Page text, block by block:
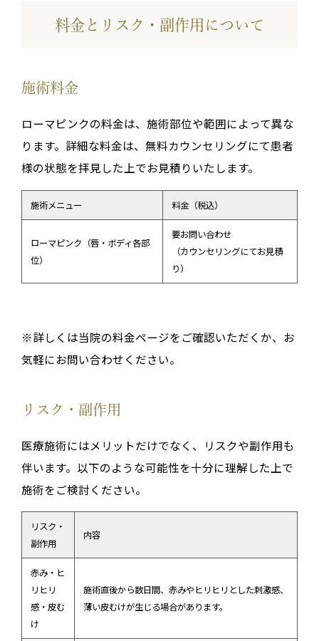
料金とリスク・副作用について
施術料金
ローマピンクの料金は、施術部位や範囲によって異な
ります。詳細な料金は、無料カウンセリングにて患者
様の状態を拝見した上でお見積りいたします。
施術メニュー 料金（税込）
ローマピンク（唇・ボディ各部
位）
要お問い合わせ
（カウンセリングにてお見積
り）
※詳しくは当院の料金ページをご確認いただくか、お
気軽にお問い合わせください。
リスク・副作用
医療施術にはメリットだけでなく、リスクや副作用も
伴います。以下のような可能性を十分に理解した上で
施術をご検討ください。
リスク・
副作用
内容
赤み・ヒ
リヒリ
感・皮む
け
施術直後から数日間、赤みやヒリヒリとした刺激感、
薄い皮むけが生じる場合があります。